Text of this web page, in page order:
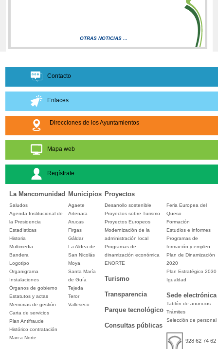
OTRAS NOTICIAS ...
Contacto
Enlaces
Direcciones de los Ayuntamientos
Mapa web
Regístrate
La Mancomunidad Municipios Proyectos
Saludos
Agenda Institucional de
la Presidencia
Estadísticas
Historia
Multimedia
Bandera
Logotipo
Organigrama
Instalaciones
Órganos de gobierno
Estatutos y actas
Memorias de gestión
Carta de servicios
Plan Antifraude
Histórico contratación
Marca Norte
Agaete
Artenara
Arucas
Firgas
Gáldar
La Aldea de
San Nicolás
Moya
Santa María
de Guía
Tejeda
Teror
Valleseco
Desarrollo sostenible
Proyectos sobre Turismo
Proyectos Europeos
Modernización de la
administración local
Programas de
dinamización económica
ENORTE
Turismo
Transparencia
Parque tecnológico
Consultas públicas
Feria Europea del
Queso
Formación
Estudios e informes
Programas de
formación y empleo
Plan de Dinamización
2020
Plan Estratégico 2030
Igualdad
Sede electrónica
Tablón de anuncios
Trámites
Selección de personal
928 62 74 62